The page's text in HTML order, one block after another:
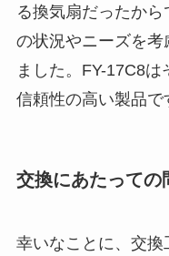
る換気扇だったか
の状況やニーズを考
ました。FY-17C8は
信頼性の高い製品で
交換にあたっての
幸いなことに、交